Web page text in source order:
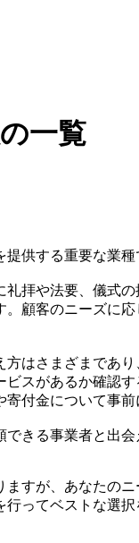
一覧
供する重要な業
拝や法要、儀式
顧客のニーズに
はさまざまであ
スがあるか確認
付金について事
きる事業者と出会
すが、あなたのニ
ってベストな選択